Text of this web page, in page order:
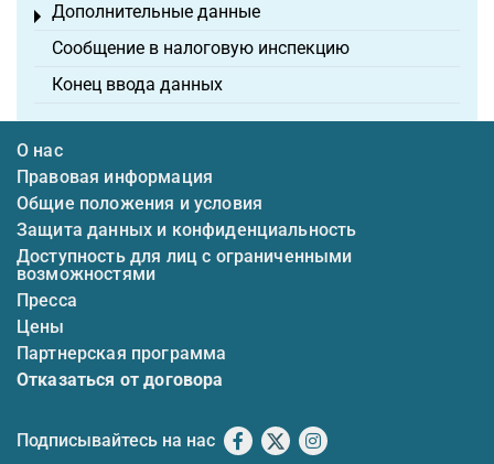
Дополнительные данные
Toggle menu
Сообщение в налоговую инспекцию
Конец ввода данных
О нас
Правовая информация
Общие положения и условия
Защита данных и конфиденциальность
Доступность для лиц с ограниченными
возможностями
Пресса
Цены
Партнерская программа
Отказаться от договора
Подписывайтесь на нас Facebook
X Instagram